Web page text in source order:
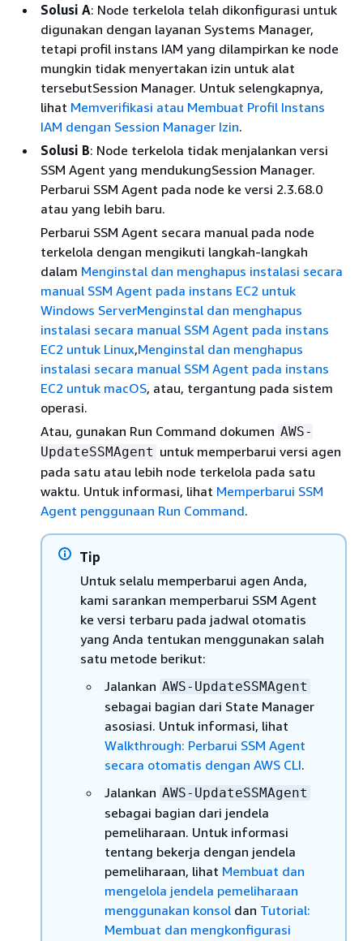
Solusi A: Node terkelola telah dikonfigurasi untuk
digunakan dengan layanan Systems Manager,
tetapi profil instans IAM yang dilampirkan ke node
mungkin tidak menyertakan izin untuk alat
tersebutSession Manager. Untuk selengkapnya,
lihat Memverifikasi atau Membuat Profil Instans
IAM dengan Session Manager Izin.
Solusi B: Node terkelola tidak menjalankan versi
SSM Agent yang mendukungSession Manager.
Perbarui SSM Agent pada node ke versi 2.3.68.0
atau yang lebih baru.
Perbarui SSM Agent secara manual pada node
terkelola dengan mengikuti langkah-langkah
dalam Menginstal dan menghapus instalasi secara
manual SSM Agent pada instans EC2 untuk
Windows ServerMenginstal dan menghapus
instalasi secara manual SSM Agent pada instans
EC2 untuk Linux,Menginstal dan menghapus
instalasi secara manual SSM Agent pada instans
EC2 untuk macOS, atau, tergantung pada sistem
operasi.
Atau, gunakan Run Command dokumen AWS-
UpdateSSMAgent untuk memperbarui versi agen
pada satu atau lebih node terkelola pada satu
waktu. Untuk informasi, lihat Memperbarui SSM
Agent penggunaan Run Command.
Tip
Untuk selalu memperbarui agen Anda,
kami sarankan memperbarui SSM Agent
ke versi terbaru pada jadwal otomatis
yang Anda tentukan menggunakan salah
satu metode berikut:
Jalankan AWS-UpdateSSMAgent
sebagai bagian dari State Manager
asosiasi. Untuk informasi, lihat
Walkthrough: Perbarui SSM Agent
secara otomatis dengan AWS CLI.
Jalankan AWS-UpdateSSMAgent
sebagai bagian dari jendela
pemeliharaan. Untuk informasi
tentang bekerja dengan jendela
pemeliharaan, lihat Membuat dan
mengelola jendela pemeliharaan
menggunakan konsol dan Tutorial:
Membuat dan mengkonfigurasi